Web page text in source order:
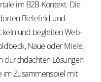
im B2B-Kontext. Die
Bielefeld und
und begleiten Web-
Naue oder Miele.
durchdachten Lösungen
im Zusammenspiel mit